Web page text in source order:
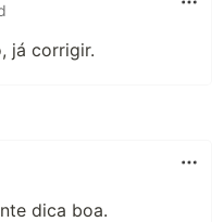
já corrigir.
dica boa.